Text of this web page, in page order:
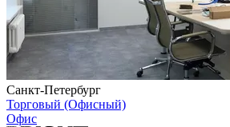
Санкт-Петербург
Торговый (Офисный)
Офис